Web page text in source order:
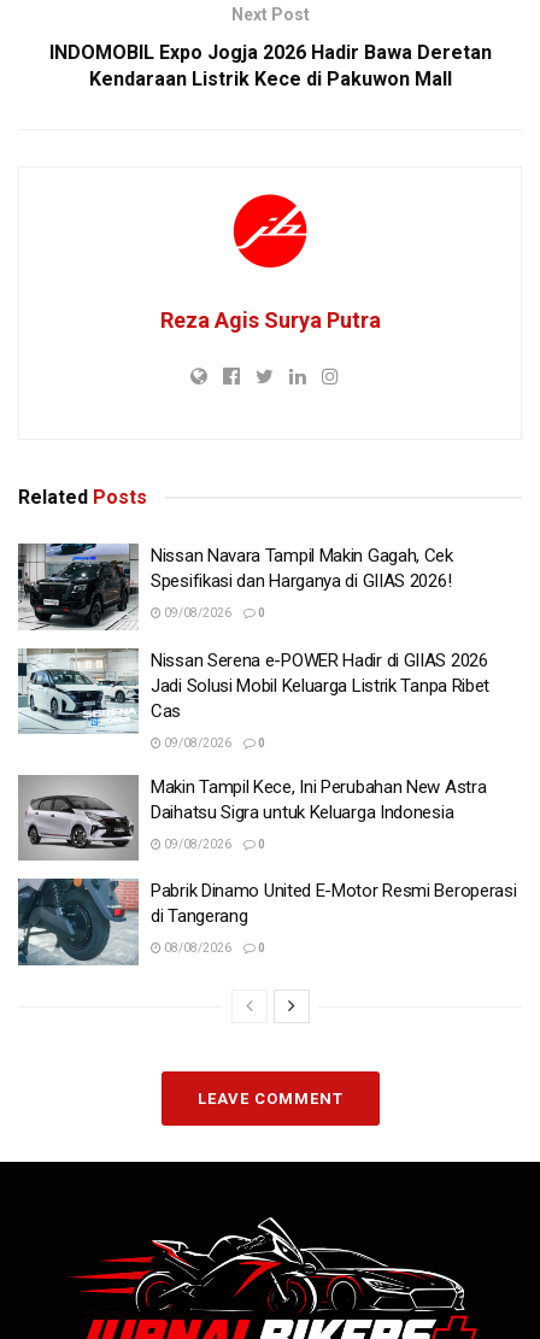
Next Post
INDOMOBIL Expo Jogja 2026 Hadir Bawa Deretan
Kendaraan Listrik Kece di Pakuwon Mall
Reza Agis Surya Putra
Related Posts
Nissan Navara Tampil Makin Gagah, Cek
Spesifikasi dan Harganya di GIIAS 2026!
09/08/2026 0
Nissan Serena e-POWER Hadir di GIIAS 2026
Jadi Solusi Mobil Keluarga Listrik Tanpa Ribet
Cas
09/08/2026 0
Makin Tampil Kece, Ini Perubahan New Astra
Daihatsu Sigra untuk Keluarga Indonesia
09/08/2026 0
Pabrik Dinamo United E-Motor Resmi Beroperasi
di Tangerang
08/08/2026 0
LEAVE COMMENT